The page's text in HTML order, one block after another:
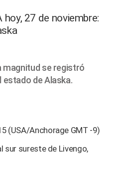
hoy, 27 de noviembre:
magnitud se registró
estado de Alaska.
(USA/Anchorage GMT -9)
sur sureste de Livengo,